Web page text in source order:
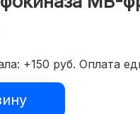
+150 руб. Оплата